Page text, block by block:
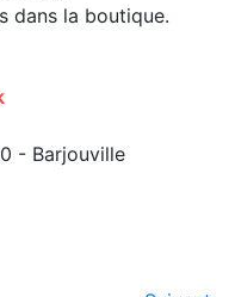
dans la boutique.
- Barjouville